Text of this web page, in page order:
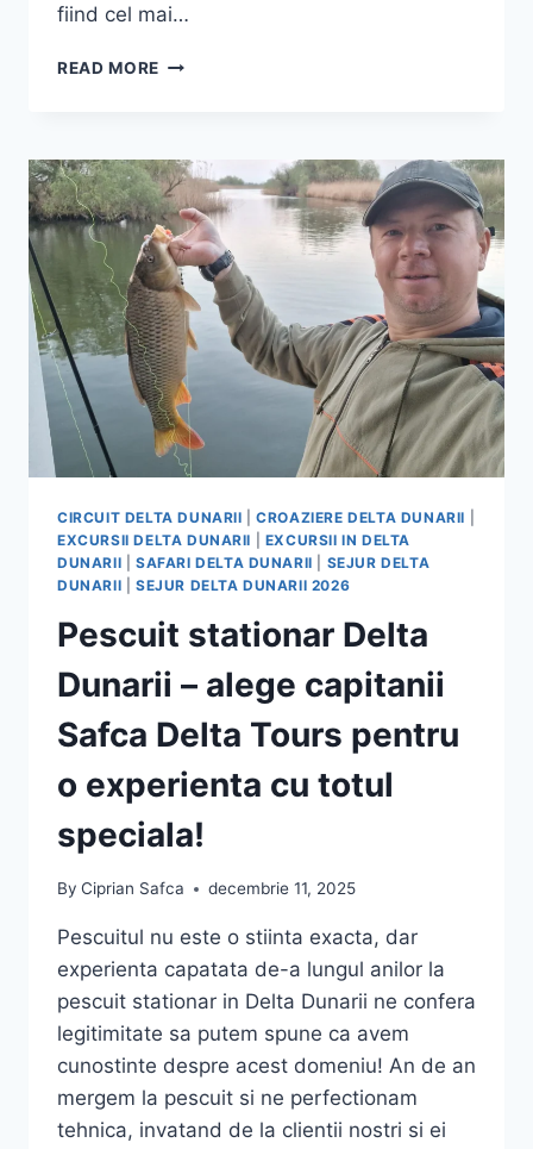
fiind cel mai…
READ MORE DELTA
SA
VEZI
UN
PARADIS
UNIC
IN
EUROPA!
CIRCUIT DELTA DUNARII |CROAZIERE DELTA DUNARII
EXCURSII DELTA DUNARII
EXCURSII IN DELTA
DUNARII
SAFARI DELTA DUNARII
SEJUR DELTA
DUNARII
SEJUR DELTA DUNARII 2026
Pescuit stationar Delta
Dunarii – alege capitanii
Safca Delta Tours pentru
o experienta cu totul
speciala!
By Ciprian Safca decembrie 11, 2025
Pescuitul nu este o stiinta exacta, dar
experienta capatata de-a lungul anilor la
pescuit stationar in Delta Dunarii ne confera
legitimitate sa putem spune ca avem
cunostinte despre acest domeniu! An de an
mergem la pescuit si ne perfectionam
tehnica, invatand de la clientii nostri si ei